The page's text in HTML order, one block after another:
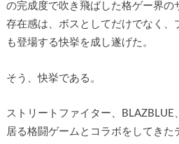
の完成度で吹き飛ばした格ゲー界の
存在感は、ボスとしてだけでなく、
も登場する快挙を成し遂げた。
そう、快挙である。
ストリートファイター、BLAZBLUE
居る格闘ゲームとコラボをしてきた